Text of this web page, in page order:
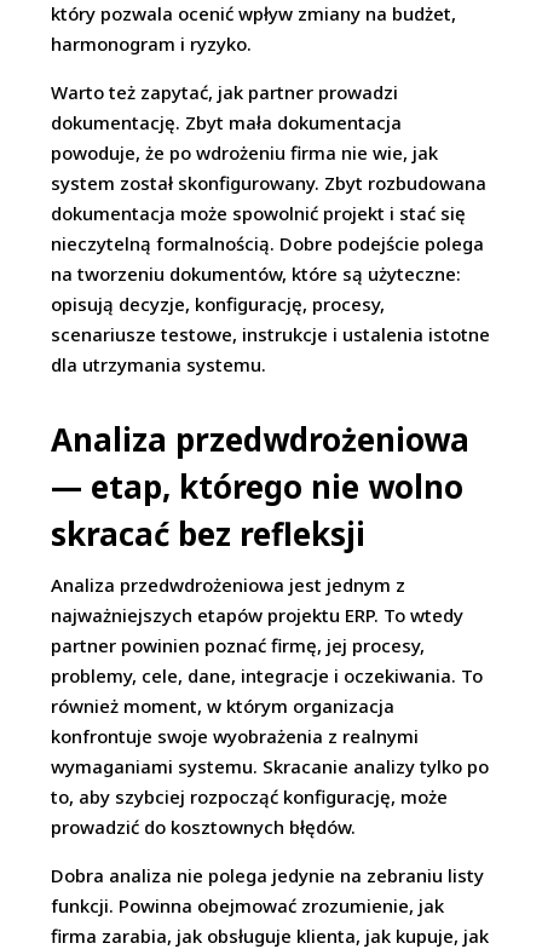
który pozwala ocenić wpływ zmiany na budżet,
harmonogram i ryzyko.
Warto też zapytać, jak partner prowadzi
dokumentację. Zbyt mała dokumentacja
powoduje, że po wdrożeniu firma nie wie, jak
system został skonfigurowany. Zbyt rozbudowana
dokumentacja może spowolnić projekt i stać się
nieczytelną formalnością. Dobre podejście polega
na tworzeniu dokumentów, które są użyteczne:
opisują decyzje, konfigurację, procesy,
scenariusze testowe, instrukcje i ustalenia istotne
dla utrzymania systemu.
Analiza przedwdrożeniowa
— etap, którego nie wolno
skracać bez refleksji
Analiza przedwdrożeniowa jest jednym z
najważniejszych etapów projektu ERP. To wtedy
partner powinien poznać firmę, jej procesy,
problemy, cele, dane, integracje i oczekiwania. To
również moment, w którym organizacja
konfrontuje swoje wyobrażenia z realnymi
wymaganiami systemu. Skracanie analizy tylko po
to, aby szybciej rozpocząć konfigurację, może
prowadzić do kosztownych błędów.
Dobra analiza nie polega jedynie na zebraniu listy
funkcji. Powinna obejmować zrozumienie, jak
firma zarabia, jak obsługuje klienta, jak kupuje, jak